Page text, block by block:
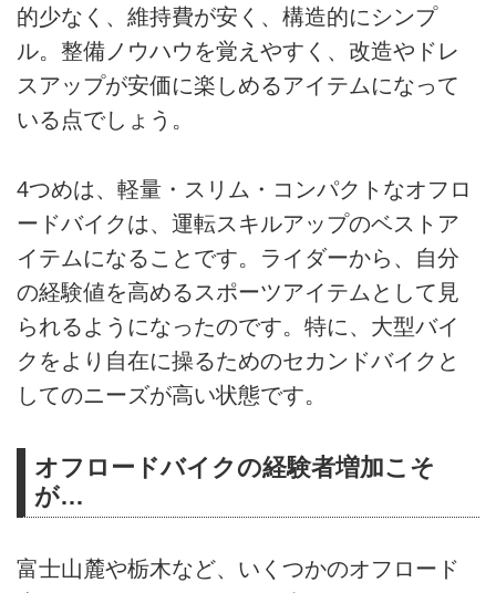
的少なく、維持費が安く、構造的にシンプ
ル。整備ノウハウを覚えやすく、改造やドレ
スアップが安価に楽しめるアイテムになって
いる点でしょう。
4つめは、軽量・スリム・コンパクトなオフロ
ードバイクは、運転スキルアップのベストア
イテムになることです。ライダーから、自分
の経験値を高めるスポーツアイテムとして見
られるようになったのです。特に、大型バイ
クをより自在に操るためのセカンドバイクと
してのニーズが高い状態です。
オフロードバイクの経験者増加こそ
が…
富士山麓や栃木など、いくつかのオフロード